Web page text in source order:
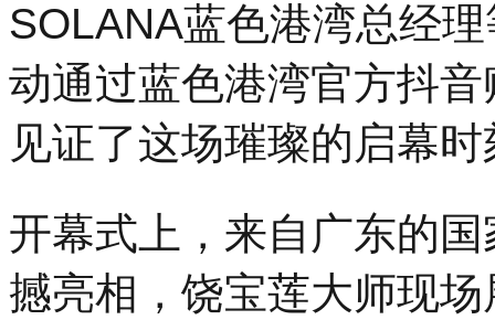
SOLANA蓝色港湾总经
动通过蓝色港湾官方抖
见证了这场璀璨的启幕时
开幕式上，来自广东的
撼亮相，饶宝莲大师现